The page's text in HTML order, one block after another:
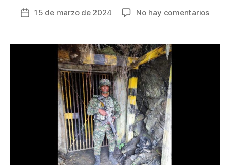
Fecha
entrada
15 de marzo de 2024 No hay comentariosen